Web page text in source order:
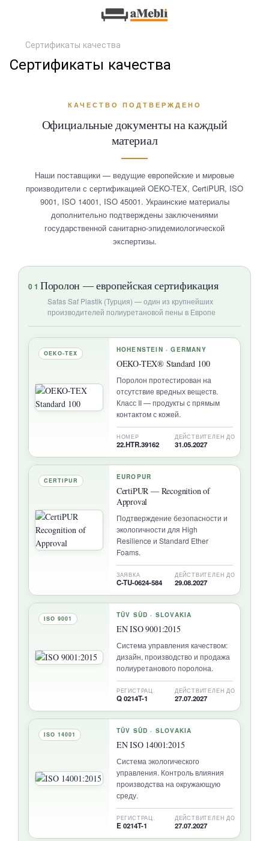
Сертификаты качества
Сертификаты качества
КАЧЕСТВО ПОДТВЕРЖДЕНО
Официальные документы на каждый
материал
Наши поставщики — ведущие европейские и мировые
производители с сертификацией OEKO-TEX, CertiPUR, ISO
9001, ISO 14001, ISO 45001. Украинские материалы
дополнительно подтверждены заключениями
государственной санитарно-эпидемиологической
экспертизы.
01 Поролон — европейская сертификация
Safas Saf Plastik (Турция) — один из крупнейших
производителей полиуретановой пены в Европе
OEKO-TEX HOHENSTEIN · GERMANY
OEKO-TEX® Standard 100
Поролон протестирован на
отсутствие вредных веществ.
Класс II — продукты с прямым
контактом с кожей.
НОМЕР
22.HTR.39162
ДЕЙСТВИТЕЛЕН ДО
31.05.2027
CERTIPUR EUROPUR
CertiPUR — Recognition of
Approval
Подтверждение безопасности и
экологичности для High
Resilience и Standard Ether
Foams.
ЗАЯВКА
C-TU-0624-584
ДЕЙСТВИТЕЛЕН ДО
29.08.2027
ISO 9001 TÜV SÜD · SLOVAKIA
EN ISO 9001:2015
Система управления качеством:
дизайн, производство и продажа
полиуретанового поролона.
РЕГИСТРАЦ.
Q 0214T-1
ДЕЙСТВИТЕЛЕН ДО
27.07.2027
ISO 14001 TÜV SÜD · SLOVAKIA
EN ISO 14001:2015
Система экологического
управления. Контроль влияния
производства на окружающую
среду.
РЕГИСТРАЦ.
E 0214T-1
ДЕЙСТВИТЕЛЕН ДО
27.07.2027